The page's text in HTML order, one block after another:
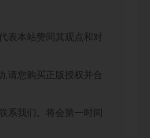
表本站赞同其观点和对
,请您购买正版授权并合
系我们。将会第一时间